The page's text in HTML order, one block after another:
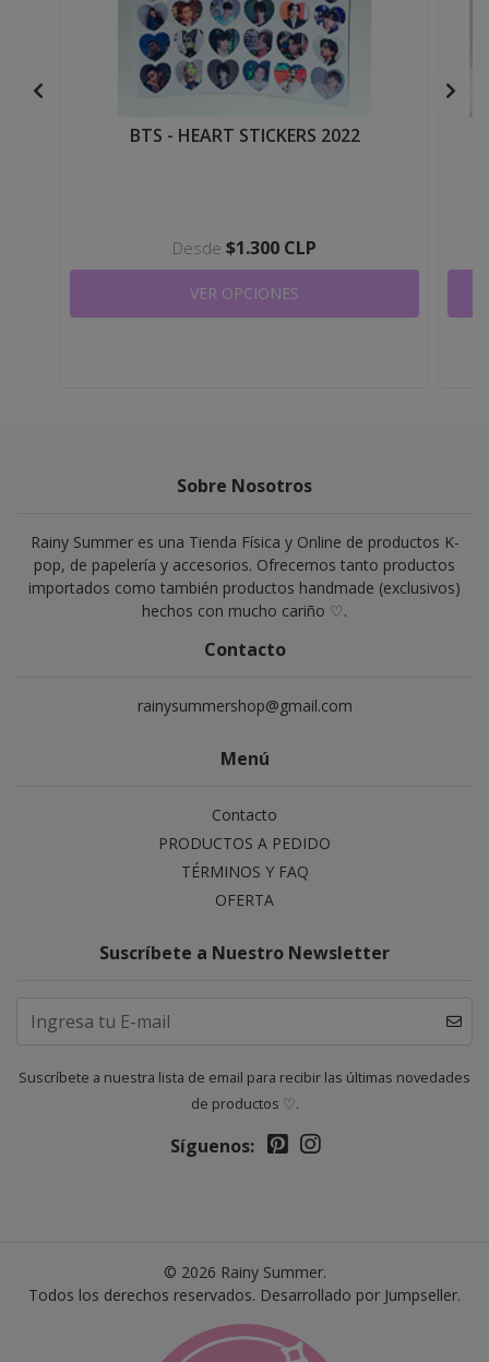
BTS - HEART STICKERS 2022
Desde $1.300 CLP
VER OPCIONES
Sobre Nosotros
Rainy Summer es una Tienda Física y Online de productos K-
pop, de papelería y accesorios. Ofrecemos tanto productos
importados como también productos handmade (exclusivos)
hechos con mucho cariño ♡.
Contacto
rainysummershop@gmail.com
Menú
Contacto
PRODUCTOS A PEDIDO
TÉRMINOS Y FAQ
OFERTA
Suscríbete a Nuestro Newsletter
Suscríbete a nuestra lista de email para recibir las últimas novedades
de productos ♡.
Síguenos:
© 2026 Rainy Summer.
Todos los derechos reservados. Desarrollado por Jumpseller.